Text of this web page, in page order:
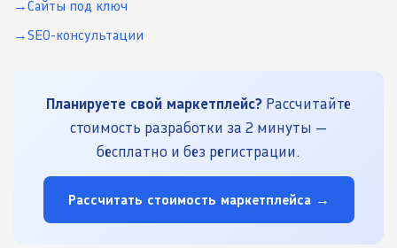
Сайты под ключ
SEO-консультации
Планируете свой маркетплейс? Рассчитайте
стоимость разработки за 2 минуты —
бесплатно и без регистрации.
Рассчитать стоимость маркетплейса →